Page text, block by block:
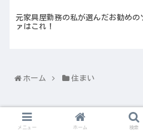
元家具屋勤務の私が選んだお勧めの
ァはこれ！
ホーム 住まい
メニュー ホーム 検索